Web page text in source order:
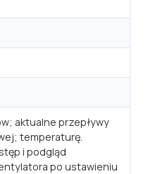
aktualne przepływy
temperaturę.
i podgląd
po ustawieniu